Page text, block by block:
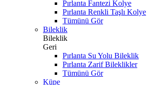
Pırlanta Fantezi Kolye
Pırlanta Renkli Taşlı Kolye
Tümünü Gör
Bileklik
Bileklik
Geri
Pırlanta Su Yolu Bileklik
Pırlanta Zarif Bileklikler
Tümünü Gör
Küpe